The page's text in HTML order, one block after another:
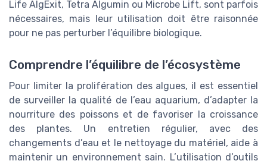
Life AlgExit, Tetra Algumin ou Microbe Lift, sont parfois
nécessaires, mais leur utilisation doit être raisonnée
pour ne pas perturber l’équilibre biologique.
Comprendre l’équilibre de l’écosystème
Pour limiter la prolifération des algues, il est essentiel
de surveiller la qualité de l’eau aquarium, d’adapter la
nourriture des poissons et de favoriser la croissance
des plantes. Un entretien régulier, avec des
changements d’eau et le nettoyage du matériel, aide à
maintenir un environnement sain. L’utilisation d’outils